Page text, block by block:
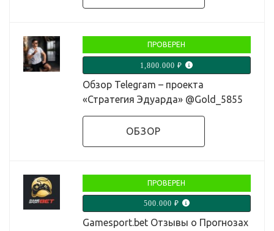
ПРОВЕРЕН
1,800.000 ₽
Обзор Telegram – проекта
«Стратегия Эдуарда» @Gold_5855
ОБЗОР
ПРОВЕРЕН
500.000 ₽
Gamesport.bet Отзывы о Прогнозах